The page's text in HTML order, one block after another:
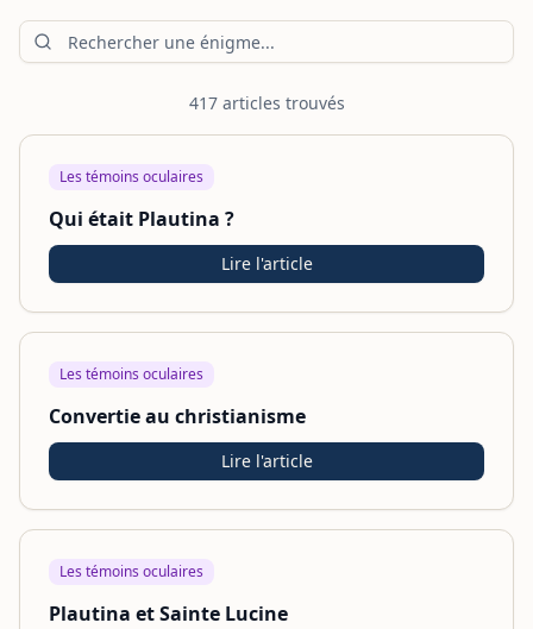
417articles trouvés
Les témoins oculaires
Qui était Plautina ?
Lire l'article
Les témoins oculaires
Convertie au christianisme
Lire l'article
Les témoins oculaires
Plautina et Sainte Lucine